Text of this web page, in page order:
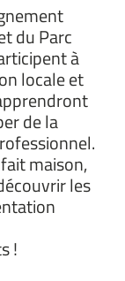
du Parc
à
locale et
de la
maison,
les
!